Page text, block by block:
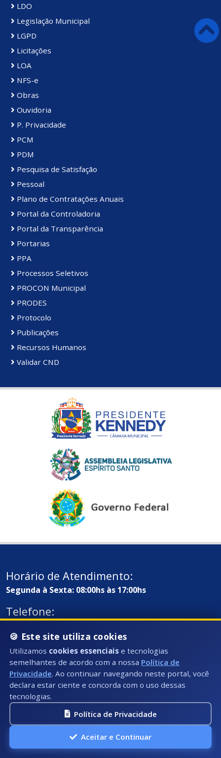
LDO
Legislação Municipal
LGPD
Licitações
LOA
NFS-e
Obras
Ouvidoria
P. Privacidade
PCM
PDM
Pesquisa de Satisfação
Pessoal
Plano de Contratações Anuais
Portal da Controladoria
Portal da Transparência
Portarias
PPA
Processos Seletivos
PROCON Municipal
PRODES
Protocolo
Publicações
Recursos Humanos
Validar CND
Horário de Atendimento:
Segunda à Sexta: 08:00hs às 17:00hs
Telefone:
E-mail:
ouvidoria@presidentekennedy.es.gov.br
🍪 Este site utiliza cookies
Utilizamos cookies essenciais e tecnologias
semelhantes de acordo com a nossa Política de
Privacidade. Ao continuar navegando neste portal, você
declara estar ciente e concorda com o uso dessas
tecnologias.
Política de Privacidade
Aceitar e Continuar